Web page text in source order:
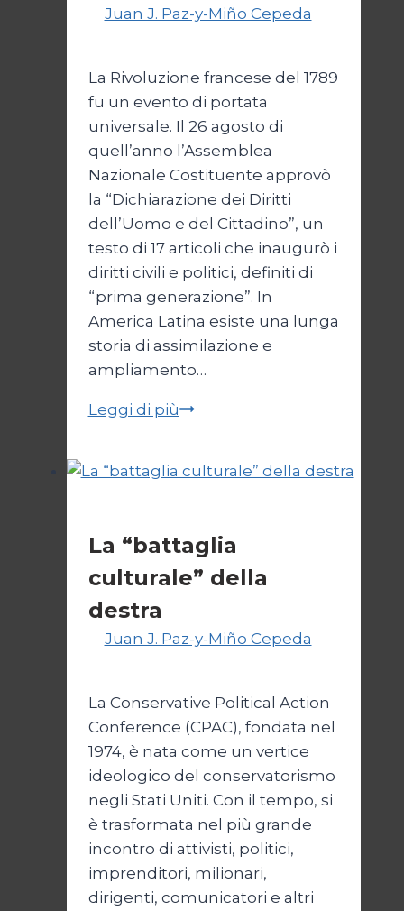
Juan J. Paz-y-Miño Cepeda
La Rivoluzione francese del 1789
fu un evento di portata
universale. Il 26 agosto di
quell’anno l’Assemblea
Nazionale Costituente approvò
la “Dichiarazione dei Diritti
dell’Uomo e del Cittadino”, un
testo di 17 articoli che inaugurò i
diritti civili e politici, definiti di
“prima generazione”. In
America Latina esiste una lunga
storia di assimilazione e
ampliamento…
Leggi di piùDiritti
percorso
La “battaglia
culturale” della
destra
Juan J. Paz-y-Miño Cepeda
La Conservative Political Action
Conference (CPAC), fondata nel
1974, è nata come un vertice
ideologico del conservatorismo
negli Stati Uniti. Con il tempo, si
è trasformata nel più grande
incontro di attivisti, politici,
imprenditori, milionari,
dirigenti, comunicatori e altri